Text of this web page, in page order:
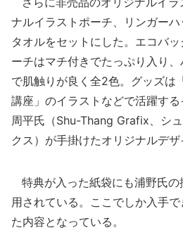
ナルイラストポーチ、リンガー
タオルをセットにした。エコバ
ーチはマチ付きでたっぷり入り
で肌触りが良く全2色。グッズは
講座」のイラストなどで活躍す
周平氏（Shu-Thang Grafix、シ
クス）が手掛けたオリジナルデザ
特典が入った紙袋にも浦野氏
用されている。ここでしか入手
た内容となっている。